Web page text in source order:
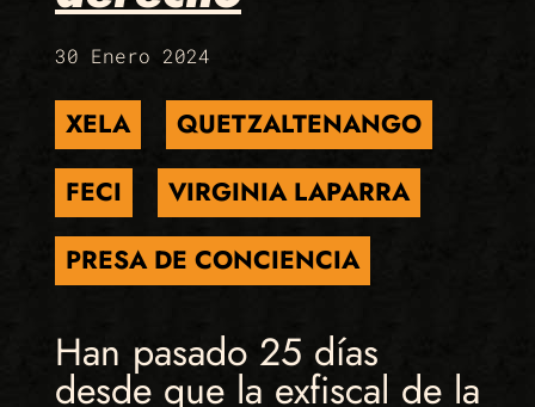
30 Enero 2024
XELA
QUETZALTENANGO
FECI
VIRGINIA LAPARRA
PRESA DE CONCIENCIA
Han pasado 25 días
desde que la exfiscal de la